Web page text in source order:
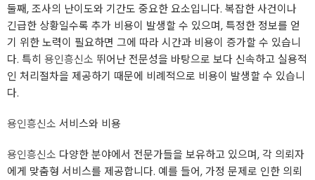
둘째, 조사의 난이도와 기간도 중요한 요소입니다. 복잡한 사건이나
긴급한 상황일수록 추가 비용이 발생할 수 있으며, 특정한 정보를 얻
기 위한 노력이 필요하면 그에 따라 시간과 비용이 증가할 수 있습니
다. 특히 용인흥신소 뛰어난 전문성을 바탕으로 보다 신속하고 실용적
인 처리절차을 제공하기 때문에 비례적으로 비용이 발생할 수 있습니
다.
용인흥신소 서비스와 비용
용인흥신소 다양한 분야에서 전문가들을 보유하고 있으며, 각 의뢰자
에게 맞춤형 서비스를 제공합니다. 예를 들어, 가정 문제로 인한 의뢰